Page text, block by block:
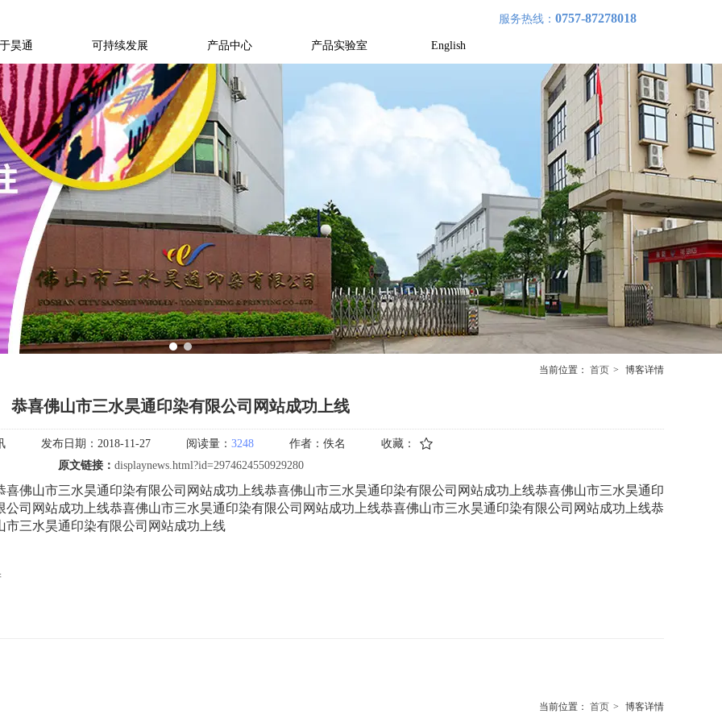
服务热线： 0757-87278018
昊通 可持续发展 产品中心 产品实验室 English
1 2
当前位置： 首页 > 博客详情
恭喜佛山市三水昊通印染有限公司网站成功上线
发布日期： 2018-11-27 阅读量： 3248 作者： 佚名
收藏：
原文链接： displaynews.html?id=2974624550929280
山市三水昊通印染有限公司网站成功上线恭喜佛山市三水昊通印染有限公司网站成功上线恭喜佛山市三水昊通印
司网站成功上线恭喜佛山市三水昊通印染有限公司网站成功上线恭喜佛山市三水昊通印染有限公司网站成功上线恭
三水昊通印染有限公司网站成功上线
当前位置： 首页 > 博客详情